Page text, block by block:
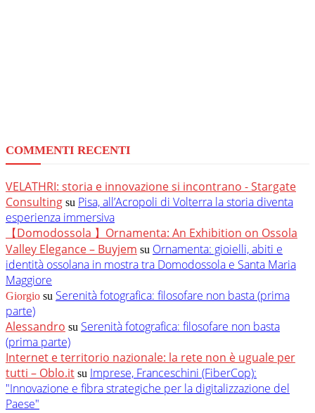
COMMENTI RECENTI
VELATHRI: storia e innovazione si incontrano - Stargate
Consulting su Pisa, all’Acropoli di Volterra la storia diventa
esperienza immersiva
【Domodossola 】Ornamenta: An Exhibition on Ossola
Valley Elegance – Buyjem su Ornamenta: gioielli, abiti e
identità ossolana in mostra tra Domodossola e Santa Maria
Maggiore
Giorgio su Serenità fotografica: filosofare non basta (prima
parte)
Alessandro su Serenità fotografica: filosofare non basta
(prima parte)
Internet e territorio nazionale: la rete non è uguale per
tutti – Oblo.it su Imprese, Franceschini (FiberCop):
"Innovazione e fibra strategiche per la digitalizzazione del
Paese"